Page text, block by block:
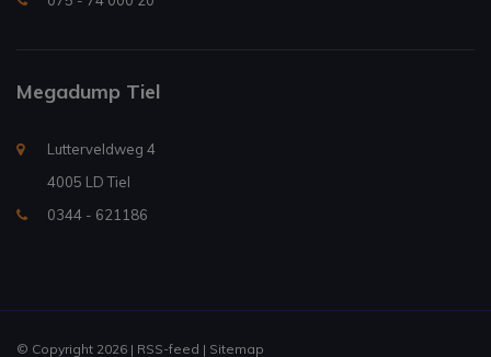
Megadump Tiel
Lutterveldweg 4
4005 LD Tiel
0344 - 621186
© Copyright 2026 | RSS-feed | Sitemap